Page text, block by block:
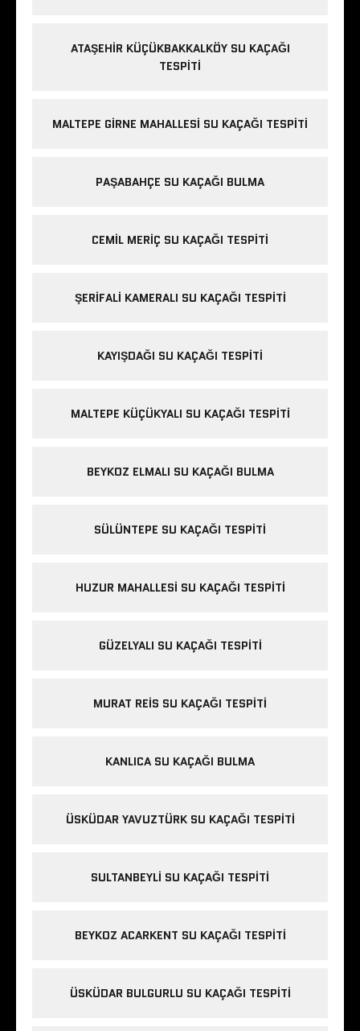
ATAŞEHIR KÜÇÜKBAKKALKÖY SU KAÇAĞI
TESPITI
MALTEPE GIRNE MAHALLESI SU KAÇAĞI TESPITI
PAŞABAHÇE SU KAÇAĞI BULMA
CEMIL MERIÇ SU KAÇAĞI TESPITI
ŞERIFALI KAMERALI SU KAÇAĞI TESPITI
KAYIŞDAĞI SU KAÇAĞI TESPITI
MALTEPE KÜÇÜKYALI SU KAÇAĞI TESPITI
BEYKOZ ELMALI SU KAÇAĞI BULMA
SÜLÜNTEPE SU KAÇAĞI TESPITI
HUZUR MAHALLESI SU KAÇAĞI TESPITI
GÜZELYALI SU KAÇAĞI TESPITI
MURAT REIS SU KAÇAĞI TESPITI
KANLICA SU KAÇAĞI BULMA
ÜSKÜDAR YAVUZTÜRK SU KAÇAĞI TESPITI
SULTANBEYLI SU KAÇAĞI TESPITI
BEYKOZ ACARKENT SU KAÇAĞI TESPITI
ÜSKÜDAR BULGURLU SU KAÇAĞI TESPITI